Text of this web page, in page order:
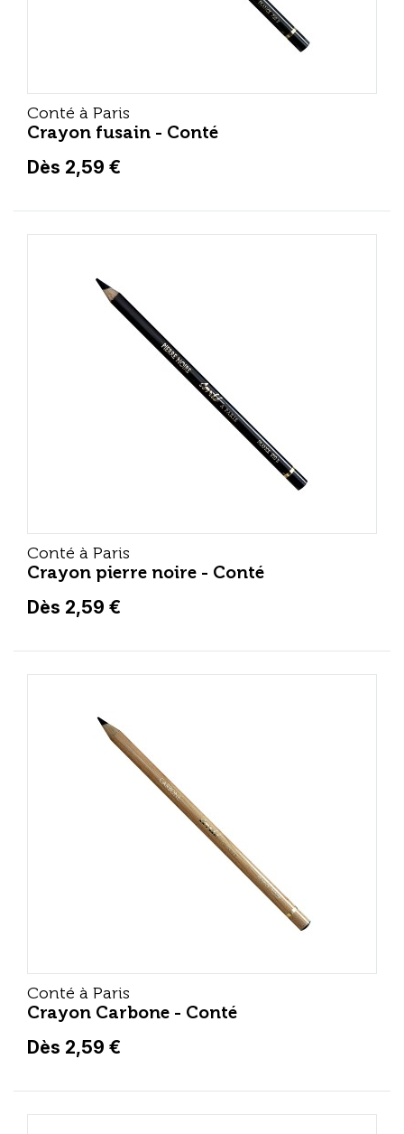
Conté à Paris
Crayon fusain - Conté
Dès 2,59 €
Conté à Paris
Crayon pierre noire - Conté
Dès 2,59 €
Conté à Paris
Crayon Carbone - Conté
Dès 2,59 €